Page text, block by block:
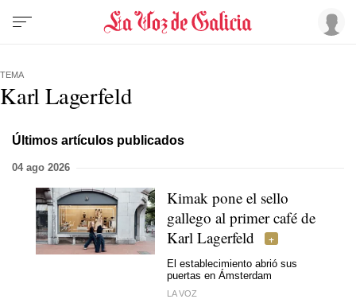
TEMA
Karl Lagerfeld
Últimos artículos publicados
04 ago 2026
Kimak pone el sello
gallego al primer café de
Karl Lagerfeld
El establecimiento abrió sus
puertas en Ámsterdam
LA VOZ